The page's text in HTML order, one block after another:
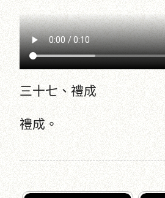
三十七、禮成
禮成。